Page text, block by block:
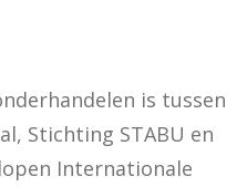
is tussen
Stichting STABU en
Internationale